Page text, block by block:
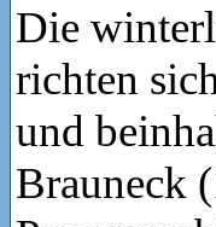
Die
richten
und
Brauneck